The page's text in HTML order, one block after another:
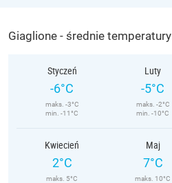
Giaglione - średnie temperatury
Styczeń
-6°C
maks. -3°C
min. -11°C
Luty
-5°C
maks. -2°C
min. -10°C
Kwiecień
2°C
maks. 5°C
Maj
7°C
maks. 10°C